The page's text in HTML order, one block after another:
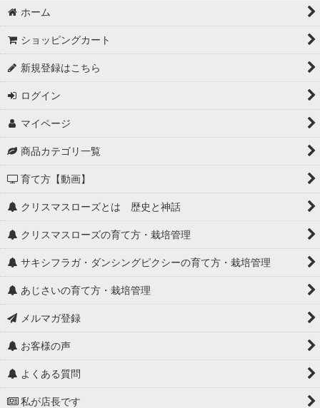
ホーム
ショッピングカート
新規登録はこちら
ログイン
マイページ
商品カテゴリ一覧
育て方【動画】
クリスマスローズとは 歴史と神話
クリスマスローズの育て方・栽培管理
サキシフラガ・ダンシングピクシーの育て方・栽培管理
あじさいの育て方・栽培管理
メルマガ登録
お客様の声
よくある質問
私が店長です